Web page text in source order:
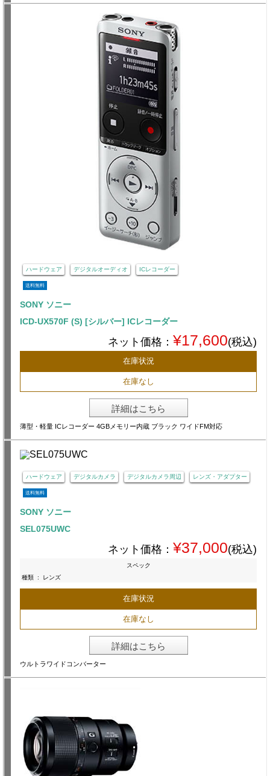
ハードウェア デジタルオーディオ ICレコーダー
送料無料
SONY ソニー
ICD-UX570F (S) [シルバー] ICレコーダー
ネット価格： ¥17,600(税込)
在庫状況
在庫なし
詳細はこちら
薄型・軽量 ICレコーダー 4GBメモリー内蔵 ブラック ワイドFM対応
ハードウェア デジタルカメラ デジタルカメラ周辺 レンズ・アダプター
送料無料
SONY ソニー
SEL075UWC
ネット価格： ¥37,000(税込)
スペック
種類 : レンズ
在庫状況
在庫なし
詳細はこちら
ウルトラワイドコンバーター